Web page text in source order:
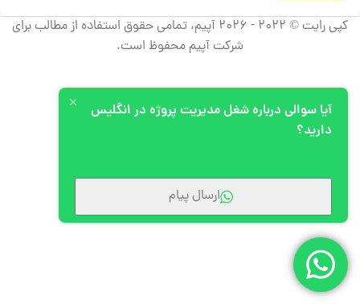
کپی رایت © 2022 - 2026 آپیم، تمامی حقوق استفاده از مطالب برای
شرکت آپیم محفوظ است.
آیا سوالی درباره شغل مدیریت پروژه در انگلیس
دارید؟
ارسال پیام